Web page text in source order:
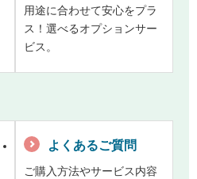
用途に合わせて安心をプラ
ス！選べるオプションサー
ビス。
よくあるご質問
ご購入方法やサービス内容